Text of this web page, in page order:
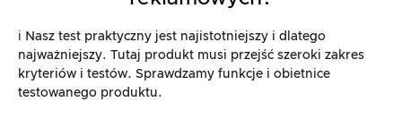
ℹ️ Nasz test praktyczny jest najistotniejszy i dlatego
najważniejszy. Tutaj produkt musi przejść szeroki zakres
kryteriów i testów. Sprawdzamy funkcje i obietnice
testowanego produktu.